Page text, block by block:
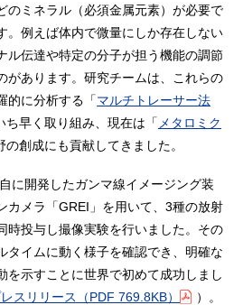
のミネラル（必須金属元素）が必要で
。例えば体内で微量にしか存在しない
ル伝達や特定の分子が担う機能の調節
があります。研究チームは、これらの
的に分析する「マルチトレーサー法
ち早く取り組み、現在は「 メタロミク
の創成にも貢献してきました。
に開発したガンマ線イメージング装
カメラ「GREI」を用いて、3種の放射
時投与し撮像実験を行いました。その
タイムに動く様子を確認でき、明確な
を示すことに世界で初めて成功しまし
スリリース （PDF 769.8KB）
）。